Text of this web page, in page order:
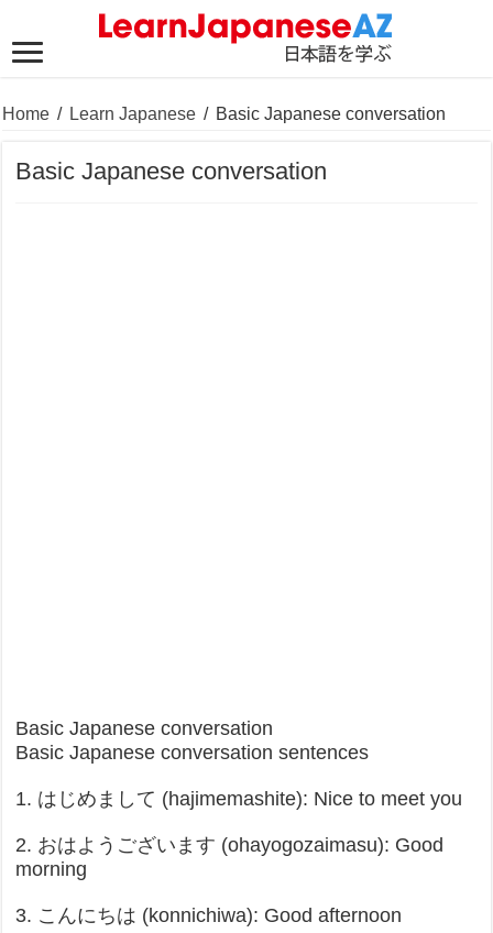
Home / Learn Japanese / Basic Japanese conversation
Basic Japanese conversation
Basic Japanese conversation
Basic Japanese conversation sentences
1. はじめまして (hajimemashite): Nice to meet you
2. おはようございます (ohayogozaimasu): Good
morning
3. こんにちは (konnichiwa): Good afternoon